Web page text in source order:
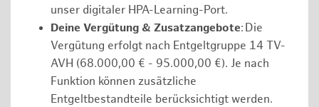
unser digitaler HPA-Learning-Port.
Deine Vergütung & Zusatzangebote: Die
Vergütung erfolgt nach Entgeltgruppe 14 TV-
AVH (68.000,00 € - 95.000,00 €). Je nach
Funktion können zusätzliche
Entgeltbestandteile berücksichtigt werden.